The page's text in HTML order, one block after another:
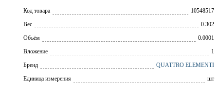
Код товара
10548517
Вес
0.302
Объём
0.0001
Вложение
1
Бренд
QUATTRO ELEMENTI
Единица измерения
шт